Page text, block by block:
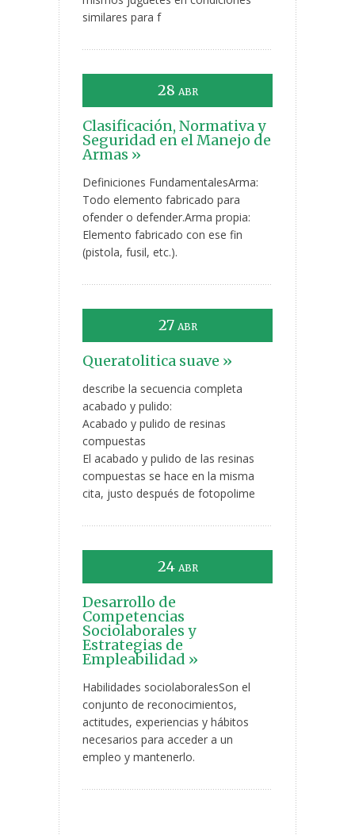
similares para f
28 ABR
Clasificación, Normativa y
Seguridad en el Manejo de
Armas »
Definiciones FundamentalesArma:
Todo elemento fabricado para
ofender o defender.Arma propia:
Elemento fabricado con ese fin
(pistola, fusil, etc.).
27 ABR
Queratolitica suave »
describe la secuencia completa
acabado y pulido:
Acabado y pulido de resinas
compuestas
El acabado y pulido de las resinas
compuestas se hace en la misma
cita, justo después de fotopolime
24 ABR
Desarrollo de
Competencias
Sociolaborales y
Estrategias de
Empleabilidad »
Habilidades sociolaboralesSon el
conjunto de reconocimientos,
actitudes, experiencias y hábitos
necesarios para acceder a un
empleo y mantenerlo.